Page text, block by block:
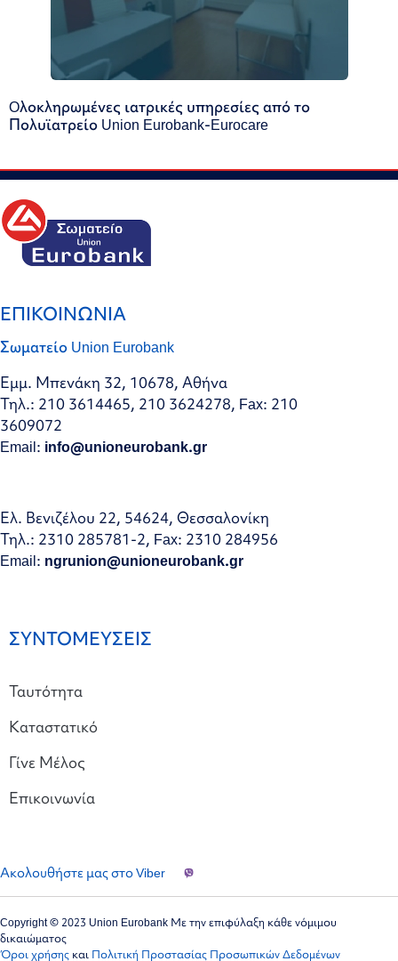
Oλοκληρωμένες ιατρικές υπηρεσίες από το
Πολυϊατρείο Union Eurobank-Eurocare
ΕΠΙΚΟΙΝΩΝΙΑ
Σωματείο Union Eurobank
Εμμ. Μπενάκη 32, 10678, Αθήνα
Τηλ.: 210 3614465, 210 3624278, Fax: 210
3609072
Email: info@unioneurobank.gr
Ελ. Βενιζέλου 22, 54624, Θεσσαλονίκη
Τηλ.: 2310 285781-2, Fax: 2310 284956
Email: ngrunion@unioneurobank.gr
ΣΥΝΤΟΜΕΥΣΕΙΣ
Ταυτότητα
Καταστατικό
Γίνε Μέλος
Επικοινωνία
Ακολουθήστε μας στο Viber
Copyright © 2023 Union Eurobank Με την επιφύλαξη κάθε νόμιμου
δικαιώματος
Όροι χρήσης και Πολιτική Προστασίας Προσωπικών Δεδομένων